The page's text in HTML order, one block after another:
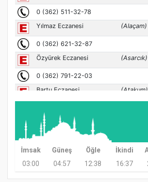
İmsak Güneş Öğle İkindi
03:00
04:57 12:38 16:37